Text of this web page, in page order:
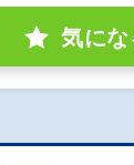
気にな